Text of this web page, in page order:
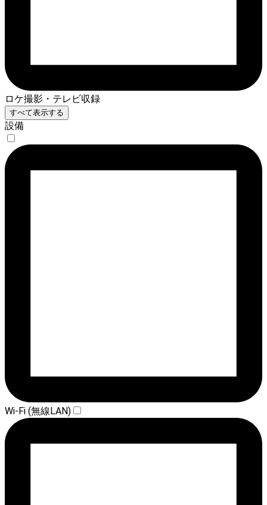
ロケ撮影・テレビ収録
すべて表示する
設備
Wi-Fi (無線LAN)